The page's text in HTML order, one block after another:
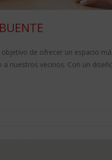
de ofrecer un espacio
nuestros vecinos. Con un